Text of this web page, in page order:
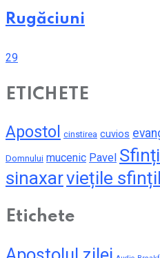
Rugăciuni
29
ETICHETE
Apostol cinstirea cuvios
Domnului mucenic Pavel
sinaxarviețile
Etichete